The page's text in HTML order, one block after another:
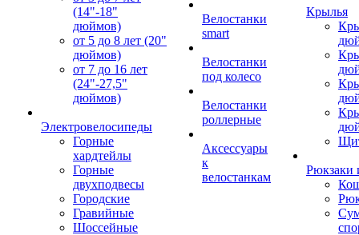
(14"-18"
дюймов)
от 5 до 8 лет (20"
дюймов)
от 7 до 16 лет
(24"-27,5"
дюймов)
Электровелосипеды
Горные
хардтейлы
Горные
двухподвесы
Городские
Гравийные
Шоссейные
Велостанки
smart
Велостанки
под колесо
Велостанки
роллерные
Аксессуары
к
велостанкам
Крылья
Рюкзаки